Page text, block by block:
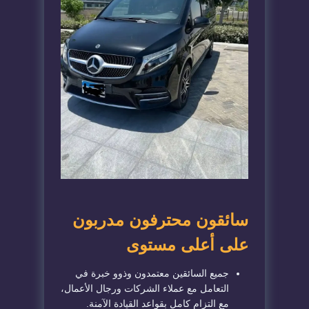
سائقون محترفون مدربون
على أعلى مستوى
جميع السائقين معتمدون وذوو خبرة في
التعامل مع عملاء الشركات ورجال الأعمال،
مع التزام كامل بقواعد القيادة الآمنة.